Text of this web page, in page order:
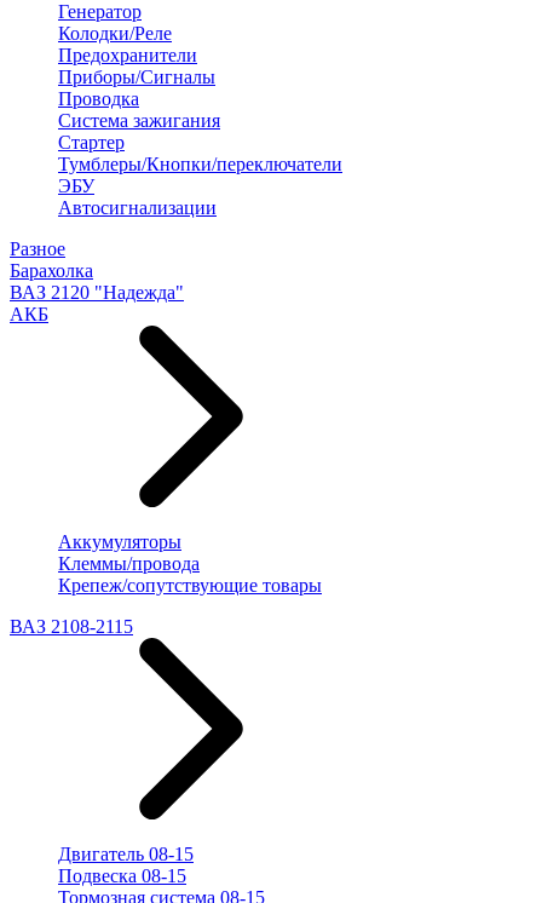
Генератор
Колодки/Реле
Предохранители
Приборы/Сигналы
Проводка
Система зажигания
Стартер
Тумблеры/Кнопки/переключатели
ЭБУ
Автосигнализации
Разное
Барахолка
ВАЗ 2120 "Надежда"
АКБ
Аккумуляторы
Клеммы/провода
Крепеж/сопутствующие товары
ВАЗ 2108-2115
Двигатель 08-15
Подвеска 08-15
Тормозная система 08-15